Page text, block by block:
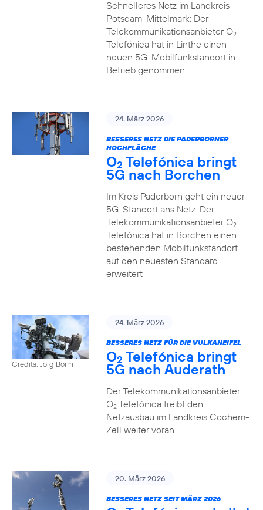
Schnelleres Netz im Landkreis
Potsdam-Mittelmark: Der
Telekommunikationsanbieter O2
Telefónica hat in Linthe einen
neuen 5G-Mobilfunkstandort in
Betrieb genommen
24. März 2026
BESSERES NETZ DIE PADERBORNER
HOCHFLÄCHE
O2 Telefónica bringt
5G nach Borchen
Im Kreis Paderborn geht ein neuer
5G-Standort ans Netz: Der
Telekommunikationsanbieter O2
Telefónica hat in Borchen einen
bestehenden Mobilfunkstandort
auf den neuesten Standard
erweitert
Credits: Jörg Borm
24. März 2026
BESSERES NETZ FÜR DIE VULKANEIFEL
O2 Telefónica bringt
5G nach Auderath
Der Telekommunikationsanbieter
O2Telefónica treibt den
Netzausbau im Landkreis Cochem-
Zell weiter voran
20. März 2026
BESSERES NETZ SEIT MÄRZ 2026